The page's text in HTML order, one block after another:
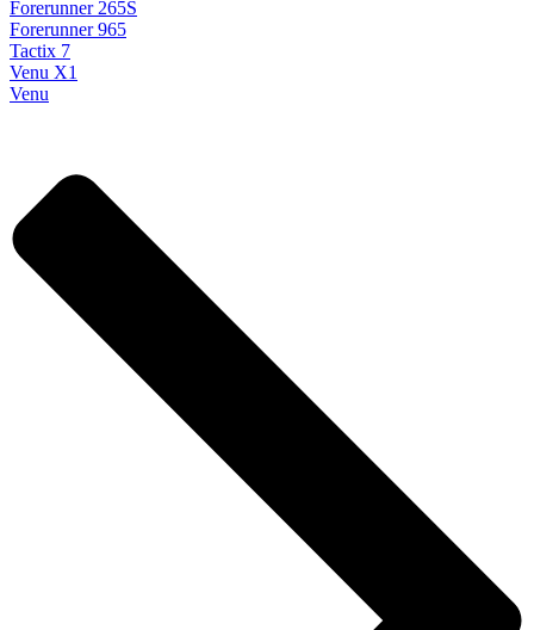
Forerunner 265S
Forerunner 965
Tactix 7
Venu X1
Venu